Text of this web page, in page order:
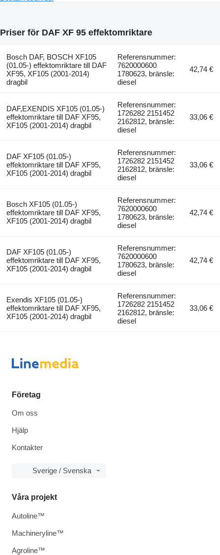
Priser för DAF XF 95 effektomriktare
Bosch DAF, BOSCH XF105
(01.05-) effektomriktare till DAF
XF95, XF105 (2001-2014)
dragbil
Referensnummer:
7620000600
1780623, bränsle:
diesel
42,74 €
DAF,EXENDIS XF105 (01.05-)
effektomriktare till DAF XF95,
XF105 (2001-2014) dragbil
Referensnummer:
1726282 2151452
2162812, bränsle:
diesel
33,06 €
DAF XF105 (01.05-)
effektomriktare till DAF XF95,
XF105 (2001-2014) dragbil
Referensnummer:
1726282 2151452
2162812, bränsle:
diesel
33,06 €
Bosch XF105 (01.05-)
effektomriktare till DAF XF95,
XF105 (2001-2014) dragbil
Referensnummer:
7620000600
1780623, bränsle:
diesel
42,74 €
DAF XF105 (01.05-)
effektomriktare till DAF XF95,
XF105 (2001-2014) dragbil
Referensnummer:
7620000600
1780623, bränsle:
diesel
42,74 €
Exendis XF105 (01.05-)
effektomriktare till DAF XF95,
XF105 (2001-2014) dragbil
Referensnummer:
1726282 2151452
2162812, bränsle:
diesel
33,06 €
Företag
Om oss
Hjälp
Kontakter
Sverige / Svenska
Våra projekt
Autoline™
Machineryline™
Agroline™